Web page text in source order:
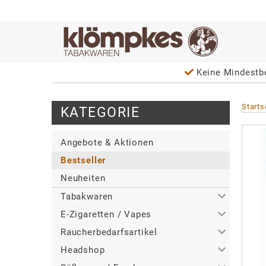
Keine
KATEGORIE
Angebote & Aktionen
Bestseller
Neuheiten
Tabakwaren
>Alle
>Zigaretten
>Zigarren / Zigarillos
E-Zigaretten / Vapes
>Alle
>Tabakerhitzer
Raucherbedarfsartikel
>Alle
Headshop